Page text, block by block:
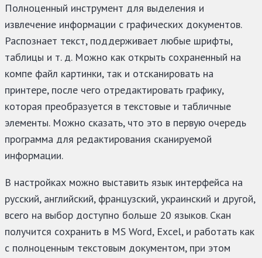
Полноценный инструмент для выделения и
извлечение информации с графических документов.
Распознает текст, поддерживает любые шрифты,
таблицы и т. д. Можно как открыть сохраненный на
компе файл картинки, так и отсканировать на
принтере, после чего отредактировать графику,
которая преобразуется в текстовые и табличные
элементы. Можно сказать, что это в первую очередь
программа для редактирования сканируемой
информации.
В настройках можно выставить язык интерфейса на
русский, английский, французский, украинский и другой,
всего на выбор доступно больше 20 языков. Скан
получится сохранить в MS Word, Excel, и работать как
с полноценным текстовым документом, при этом